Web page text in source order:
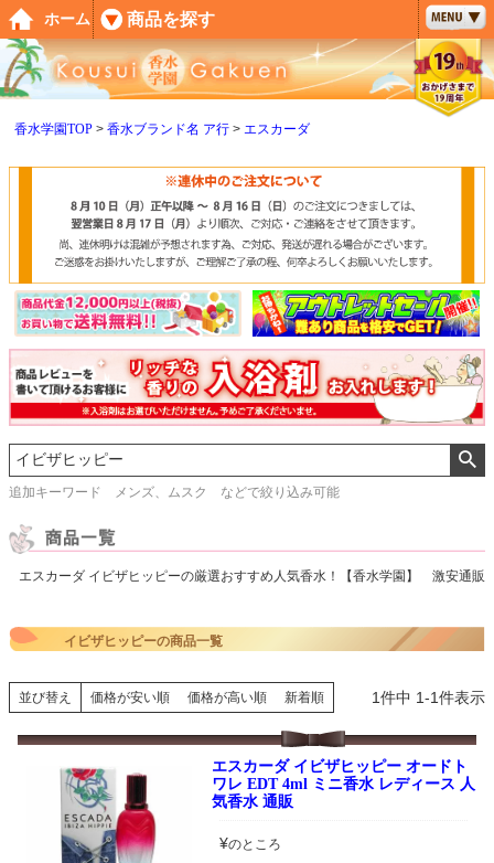
香水学園TOP 香水ブランド名 ア行 エスカーダ
追加キーワード メンズ、ムスク などで絞り込み可能
エスカーダ イビザヒッピーの厳選おすすめ人気香水！【香水学園】 激安通販
イビザヒッピーの商品一覧
並び替え 価格が安い順 価格が高い順 新着順 1件中 1-1件表示
エスカーダ イビザヒッピー オードト
ワレ EDT 4ml ミニ香水 レディース 人
気香水 通販
¥のところ
ペー
ジト
ップ
へ
ホーム 商品を探す